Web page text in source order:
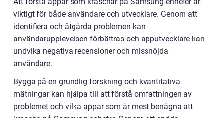
Att förstå appar som kraschar på Samsung-enheter är
viktigt för både användare och utvecklare. Genom att
identifiera och åtgärda problemen kan
användarupplevelsen förbättras och apputvecklare kan
undvika negativa recensioner och missnöjda
användare.
Bygga på en grundlig forskning och kvantitativa
mätningar kan hjälpa till att förstå omfattningen av
problemet och vilka appar som är mest benägna att